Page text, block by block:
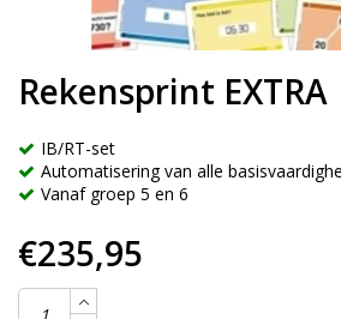
Rekensprint EXTRA
IB/RT-set
Automatisering van alle
Vanaf groep 5 en 6
€235,95